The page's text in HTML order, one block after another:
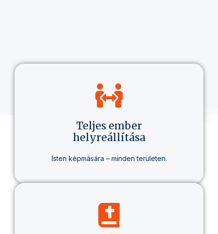
Teljes ember
helyreállítása
Isten képmására – minden területen.
Nem csak hitről beszélünk, hanem egy
olyan életmódról, amely valódi változást
hoz – egészségben, gondolkodásban és